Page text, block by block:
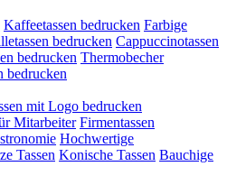
Kaffeetassen bedrucken Farbige
bedrucken Cappuccinotassen
bedrucken Thermobecher
bedrucken
mit Logo bedrucken
Mitarbeiter Firmentassen
Hochwertige
Tassen Konische Tassen Bauchige